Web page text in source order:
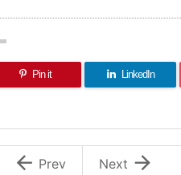
Pin it LinkedIn

Next
 Prev